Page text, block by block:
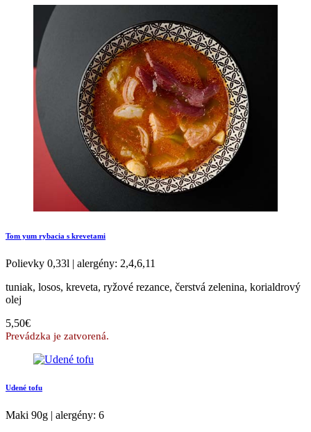
Tom yum rybacia s krevetami
Polievky 0,33l | alergény: 2,4,6,11
tuniak, losos, kreveta, ryžové rezance, čerstvá zelenina, korialdrový
olej
5,50€
Prevádzka je zatvorená.
Udené tofu
Maki 90g | alergény: 6